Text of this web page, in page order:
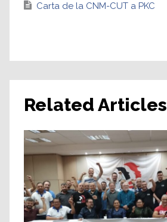
Carta de la CNM-CUT a PKC
Related Articles